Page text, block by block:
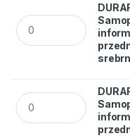
DURAFRAME A6
DURAFRAME A4